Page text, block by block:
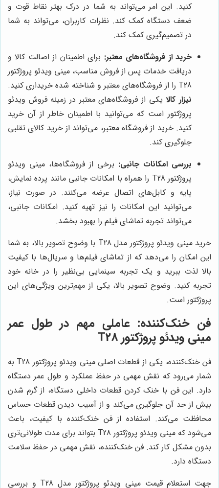
کنید. این امر می‌تواند به شما در درک بهتر نقاط قوت و
ضعف دستگاه کمک کند. نظرات کاربران، می‌تواند به شما
در تصمیم‌گیری کمک کند.
خرید از فروشگاه‌های معتبر: برای اطمینان از اصالت کالا و
دریافت خدمات پس از فروش مناسب، مینی ویدئو پروژکتور
T28 را از فروشگاه‌های معتبر و شناخته شده خریداری کنید.
نیزار کالایکی از فروشگاه‌های معتبر در زمینه فروش ویدئو
پروژکتور است که می‌توانید با اطمینان خاطر از آن خرید
کنید. خرید از فروشگاه معتبر، می‌تواند از خرید کالای تقلبی
جلوگیری کند.
بررسی امکانات جانبی: برخی از فروشگاه‌ها، مینی ویدئو
پروژکتور T28 را همراه با امکانات جانبی مانند پرده نمایش،
پایه و کابل‌های اتصال عرضه می‌کنند. در صورت نیاز،
می‌توانید این امکانات را نیز تهیه کنید. امکانات جانبی،
می‌تواند تجربه تماشای فیلم را بهبود بخشد.
خرید مینی ویدئو پروژکتور مدل T28 با وضوح تصویر بالا، به شما
این امکان را می‌دهد که از تماشای فیلم‌ها و سریال‌ها با کیفیت
بالا لذت ببرید و یک تجربه سینمایی بی‌نظیر را در خانه خود
تجربه کنید. وضوح تصویر بالا، یکی از مهم‌ترین ویژگی‌های این
پروژکتور است.
فن خنک‌کننده: عاملی مهم در طول عمر
مینی ویدئو پروژکتور T28
فن خنک‌کننده، یکی از قطعات اصلی مینی ویدئو پروژکتور T28 به
شمار می‌رود که نقش مهمی در حفظ عملکرد و طول عمر دستگاه
دارد. این فن با خنک کردن قطعات داخلی دستگاه، از گرم شدن
بیش از حد آن جلوگیری می‌کند و از آسیب دیدن قطعات حساس
محافظت می‌کند. استفاده از فن خنک‌کننده با کیفیت، باعث
می‌شود که مینی ویدئو پروژکتور T28 بتواند برای مدت طولانی‌تری
بدون مشکل کار کند. فن خنک‌کننده، نقش مهمی در حفظ سلامت
دستگاه دارد.
جهت استعلام قیمت مینی ویدئو پروژکتور مدل T28 و بررسی